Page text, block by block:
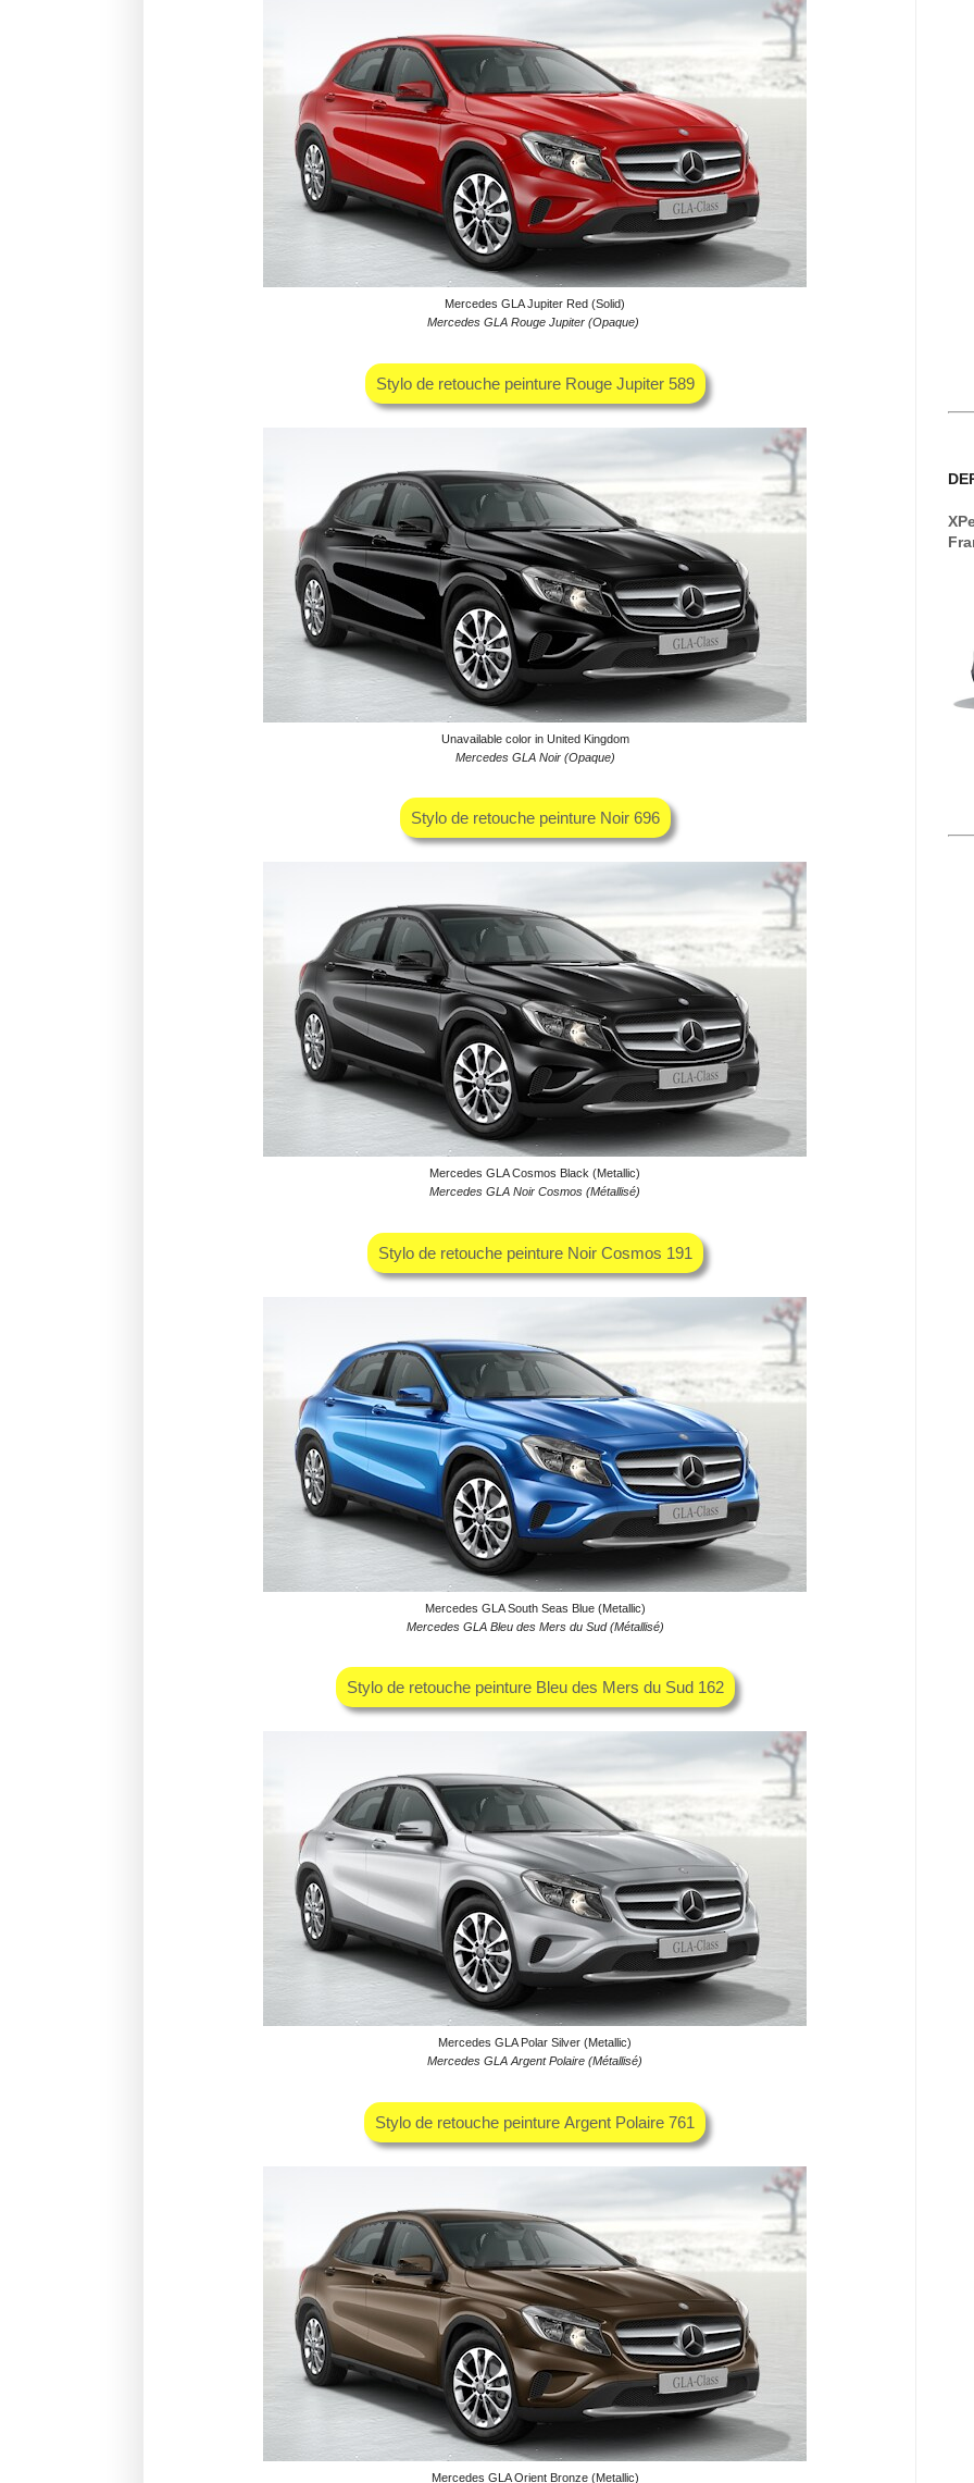
Mercedes GLA Jupiter Red (Solid)
Mercedes GLA Rouge Jupiter (Opaque)
Stylo de retouche peinture Rouge Jupiter 589
Unavailable color in United Kingdom
Mercedes GLA Noir (Opaque)
Stylo de retouche peinture Noir 696
Mercedes GLA Cosmos Black (Metallic)
Mercedes GLA Noir Cosmos (Métallisé)
Stylo de retouche peinture Noir Cosmos 191
Mercedes GLA South Seas Blue (Metallic)
Mercedes GLA Bleu des Mers du Sud (Métallisé)
Stylo de retouche peinture Bleu des Mers du Sud 162
Mercedes GLA Polar Silver (Metallic)
Mercedes GLA Argent Polaire (Métallisé)
Stylo de retouche peinture Argent Polaire 761
Mercedes GLA Orient Bronze (Metallic)